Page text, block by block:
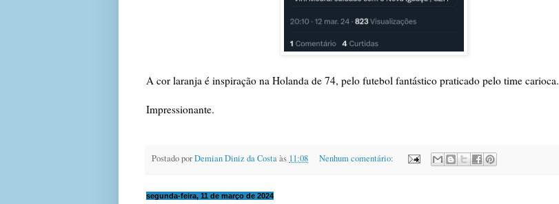
A cor laranja é inspiração na Holanda de 74, pelo futebol fantástico praticado pelo time carioca.
Impressionante.
Postado porDemian Diniz da Costaàs 11:08 Nenhum comentário:
segunda-feira, 11 de março de 2024